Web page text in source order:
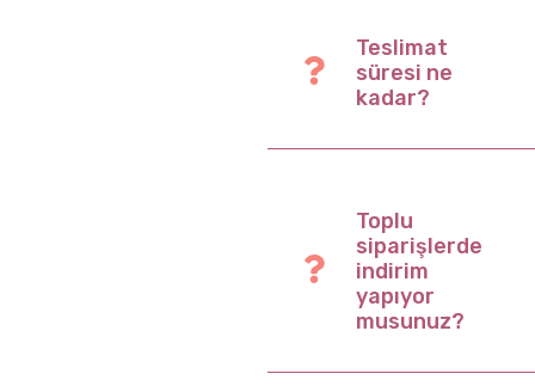
Teslimat
süresi ne
kadar?
Toplu
siparişlerde
indirim
yapıyor
musunuz?